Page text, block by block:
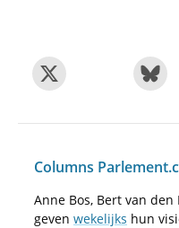
Columns
Anne Bos, Bert van
geven wekelijks hun